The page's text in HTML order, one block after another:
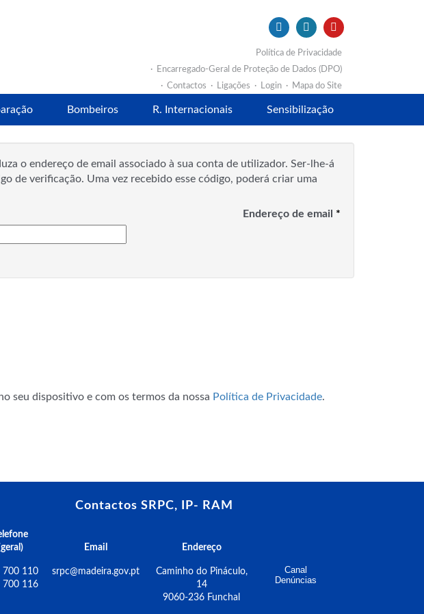
Política de Privacidade
Encarregado-Geral de Proteção de Dados (DPO)
Contactos
Ligações Login Mapa do Site
Bombeiros R. Internacionais Sensibilização
o endereço de email associado à sua conta de utilizador. Ser-lhe-á
de verificação. Uma vez recebido esse código, poderá criar uma
Endereço de email *
Contactos SRPC, IP- RAM
Email Endereço
700 110
700 116
srpc@madeira.gov.pt
Caminho do Pináculo,
14
9060-236 Funchal
Canal
Denúncias
seu dispositivo e com os termos da nossa Política de Privacidade.